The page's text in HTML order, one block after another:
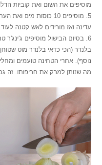
מוסיפים את השום ואת קוביות
5. מוסיפים 10 כוסות
עדינה ואז מורידים לאש קטנה
6. בסיום הבישול מוסיפים
בלנדר (הכי כדאי בלנדר מוט
נוסף). אחרי הטחינה טועמים
מה שנותן למרק את חריפותו. זה